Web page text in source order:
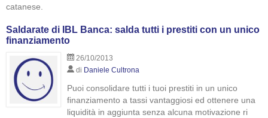
catanese.
Saldarate di IBL Banca: salda tutti i prestiti con un unico
finanziamento
26/10/2013
di Daniele Cultrona
Puoi consolidare tutti i tuoi prestiti in un unico
finanziamento a tassi vantaggiosi ed ottenere una
liquidità in aggiunta senza alcuna motivazione ri